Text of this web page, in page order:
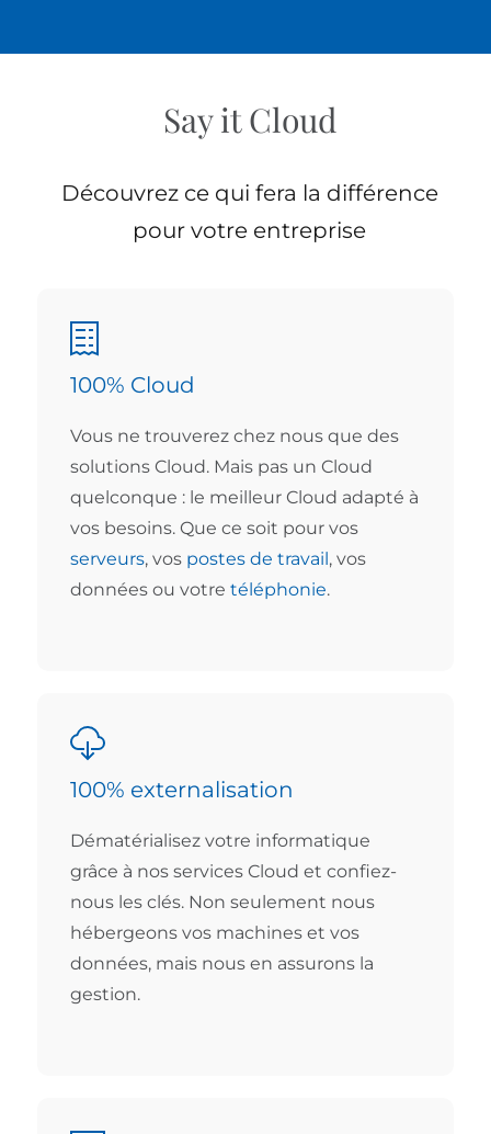
Say it Cloud
Découvrez ce qui fera la différence
pour votre entreprise
100% Cloud
Vous ne trouverez chez nous que des
solutions Cloud. Mais pas un Cloud
quelconque : le meilleur Cloud adapté à
vos besoins. Que ce soit pour vos
serveurs, vospostes de travail, vos
données ou votre téléphonie.
100% externalisation
Dématérialisez votre informatique
grâce à nos services Cloud et confiez-
nous les clés. Non seulement nous
hébergeons vos machines et vos
données, mais nous en assurons la
gestion.